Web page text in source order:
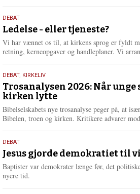
e
r
e
10.
juni
2026
DEBAT
Ledelse - eller tjeneste?
Vi har vænnet os til, at kirkens sprog er fyldt
retning, kerneopgaver og handleplaner. Vi
2.
juni
2026
DEBAT, KIRKELIV
Trosanalysen 2026: Når
kirken lytte
Bibelselskabets nye trosanalyse peger på, at
Bibelen, troen og kirken. Kritikere advarer
18.
maj
2026
DEBAT
Jesus gjorde demokratiet til
Baptister var demokrater længe før, det
nyere tid.